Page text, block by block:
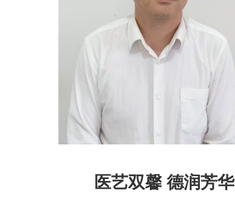
医艺双馨 德润芳华